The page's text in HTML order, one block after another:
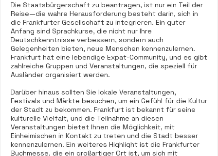
Die Staatsbürgerschaft zu beantragen, ist nur ein Teil der
Reise—die wahre Herausforderung besteht darin, sich in
die Frankfurter Gesellschaft zu integrieren. Ein guter
Anfang sind Sprachkurse, die nicht nur Ihre
Deutschkenntnisse verbessern, sondern auch
Gelegenheiten bieten, neue Menschen kennenzulernen.
Frankfurt hat eine lebendige Expat-Community, und es gibt
zahlreiche Gruppen und Veranstaltungen, die speziell für
Ausländer organisiert werden.
Darüber hinaus sollten Sie lokale Veranstaltungen,
Festivals und Märkte besuchen, um ein Gefühl für die Kultur
der Stadt zu bekommen. Frankfurt ist bekannt für seine
kulturelle Vielfalt, und die Teilnahme an diesen
Veranstaltungen bietet Ihnen die Möglichkeit, mit
Einheimischen in Kontakt zu treten und die Stadt besser
kennenzulernen. Ein weiteres Highlight ist die Frankfurter
Buchmesse, die ein großartiger Ort ist, um sich mit